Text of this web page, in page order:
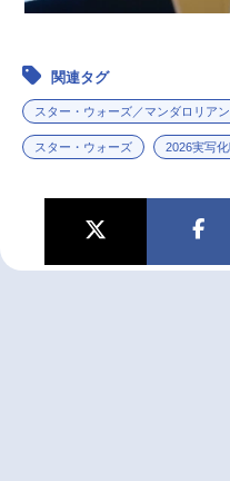
関連タグ
スター・ウォーズ／マンダロリア
スター・ウォーズ 2026実写